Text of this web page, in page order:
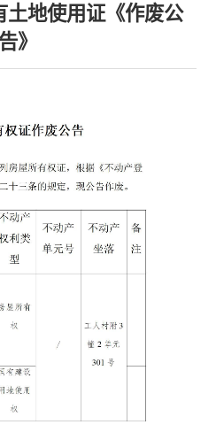
土地使用证《作废公
告》